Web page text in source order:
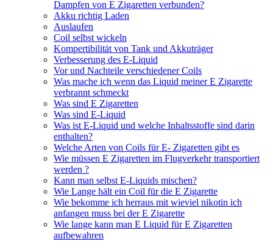
Dampfen von E Zigaretten verbunden?
Akku richtig Laden
Auslaufen
Coil selbst wickeln
Kompertibilität von Tank und Akkuträger
Verbesserung des E-Liquid
Vor und Nachteile verschiedener Coils
Was mache ich wenn das Liquid meiner E Zigarette
verbrannt schmeckt
Was sind E Zigaretten
Was sind E-Liquid
Was ist E-Liquid und welche Inhaltsstoffe sind darin
enthalten?
Welche Arten von Coils für E- Zigaretten gibt es
Wie müssen E Zigaretten im Flugverkehr transportiert
werden ?
Kann man selbst E-Liquids mischen?
Wie Lange hält ein Coil für die E Zigarette
Wie bekomme ich herraus mit wieviel nikotin ich
anfangen muss bei der E Zigarette
Wie lange kann man E Liquid für E Zigaretten
aufbewahren